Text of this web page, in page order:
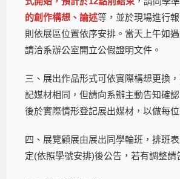
的創作構想、論述等，並於現場進行
則依展區位置依序安排。當天上午如
請洽系辦公室開立公假證明文件。
三、展出作品形式可依實際構想更換
記媒材相同，但請向系辦主動告知確
後於實際情形登記展出媒材，以做每
四、展覽顧展由展出同學輪班，排班
定(依照學號安排)後公告，若有調整請